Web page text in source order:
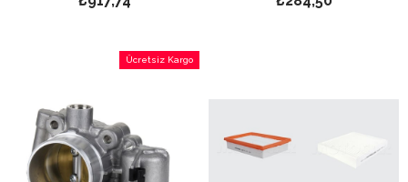
Ücretsiz Kargo